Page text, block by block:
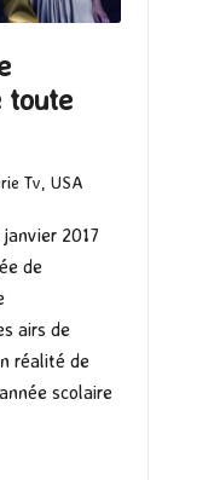
toute
Tv ,USA
2017
de
airs de
réalité de
scolaire